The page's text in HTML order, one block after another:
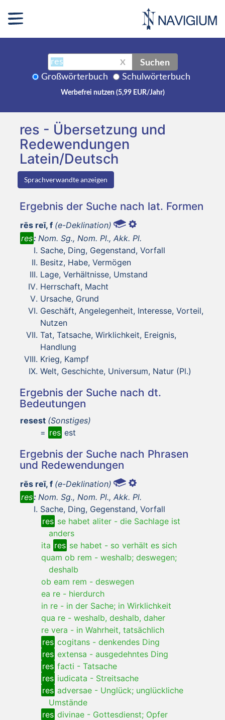
X Suchen
Großwörterbuch Schulwörterbuch
Werbefrei nutzen (5,99 EUR/Jahr)
res - Übersetzung und
Redewendungen
Latein/Deutsch
Sprachverwandte anzeigen
Ergebnis der Suche nach lat. Formen
rēs reī, f (e-Deklination)
res: Nom. Sg., Nom. Pl., Akk. Pl.
Sache, Ding, Gegenstand, Vorfall
Besitz, Habe, Vermögen
Lage, Verhältnisse, Umstand
Herrschaft, Macht
Ursache, Grund
Geschäft, Angelegenheit, Interesse, Vorteil,
Nutzen
Tat, Tatsache, Wirklichkeit, Ereignis,
Handlung
Krieg, Kampf
Welt, Geschichte, Universum, Natur (Pl.)
Ergebnis der Suche nach dt.
Bedeutungen
resest (Sonstiges)
= res est
Ergebnis der Suche nach Phrasen
und Redewendungen
rēs reī, f (e-Deklination)
res: Nom. Sg., Nom. Pl., Akk. Pl.
Sache, Ding, Gegenstand, Vorfall
res se habet aliter - die Sachlage ist
anders
ita res se habet - so verhält es sich
quam ob rem - weshalb; deswegen;
deshalb
ob eam rem - deswegen
ea re - hierdurch
in re - in der Sache; in Wirklichkeit
qua re - weshalb, deshalb, daher
re vera - in Wahrheit, tatsächlich
res cogitans - denkendes Ding
res extensa - ausgedehntes Ding
res facti - Tatsache
res iudicata - Streitsache
res adversae - Unglück; unglückliche
Umstände
res divinae - Gottesdienst; Opfer